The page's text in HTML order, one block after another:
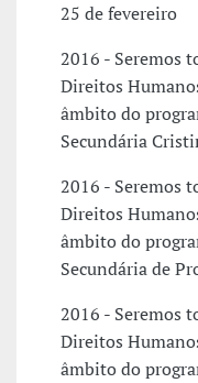
25 de fevereiro
2016 - Seremos
Direitos
âmbito do
Secundária
2016 - Seremos
Direitos
âmbito do
Secundária de
2016 - Seremos
Direitos
âmbito do